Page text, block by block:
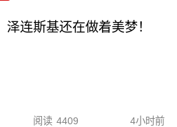
泽连斯基还在做着美梦！
阅读 4409 4小时前